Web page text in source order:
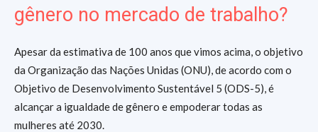
gênero no mercado de trabalho?
Apesar da estimativa de 100 anos que vimos acima, o objetivo
da Organização das Nações Unidas (ONU), de acordo com o
Objetivo de Desenvolvimento Sustentável 5 (ODS-5), é
alcançar a igualdade de gênero e empoderar todas as
mulheres até 2030.